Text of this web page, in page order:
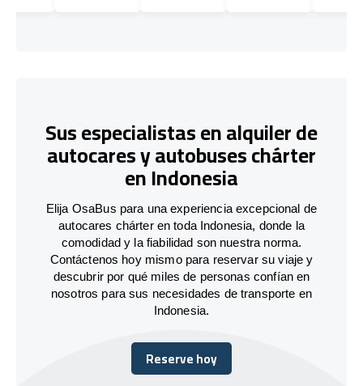
Sus especialistas en alquiler de
autocares y autobuses chárter
en Indonesia
Elija OsaBus para una experiencia excepcional de
autocares chárter en toda Indonesia, donde la
comodidad y la fiabilidad son nuestra norma.
Contáctenos hoy mismo para reservar su viaje y
descubrir por qué miles de personas confían en
nosotros para sus necesidades de transporte en
Indonesia.
Reserve hoy
Reserve hoy